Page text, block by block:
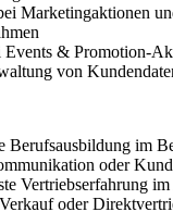
Marketingaktionen
& Promotion-
von
Berufsausbildung im
oder
Vertriebserfahrung
oder